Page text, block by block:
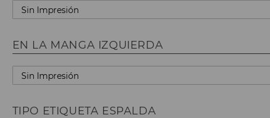
EN LA MANGA IZQUIERDA
TIPO ETIQUETA ESPALDA